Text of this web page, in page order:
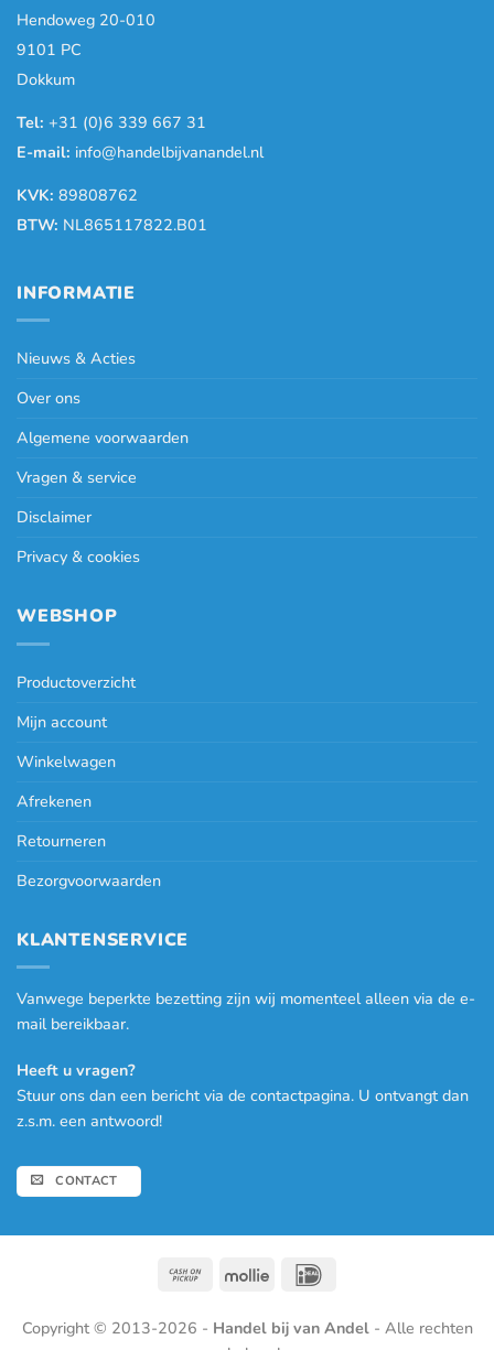
Hendoweg 20-010
9101 PC
Dokkum
Tel: +31 (0)6 339 667 31
E-mail: info@handelbijvanandel.nl
KVK: 89808762
BTW: NL865117822.B01
INFORMATIE
Nieuws & Acties
Over ons
Algemene voorwaarden
Vragen & service
Disclaimer
Privacy & cookies
WEBSHOP
Productoverzicht
Mijn account
Winkelwagen
Afrekenen
Retourneren
Bezorgvoorwaarden
KLANTENSERVICE
Vanwege beperkte bezetting zijn wij momenteel alleen via de e-
mail bereikbaar.
Heeft u vragen?
Stuur ons dan een bericht via de contactpagina. U ontvangt dan
z.s.m. een antwoord!
CONTACT
Cash
Pickup
Mollie
Copyright © 2013-2026 - Handel bij van Andel- Alle rechten